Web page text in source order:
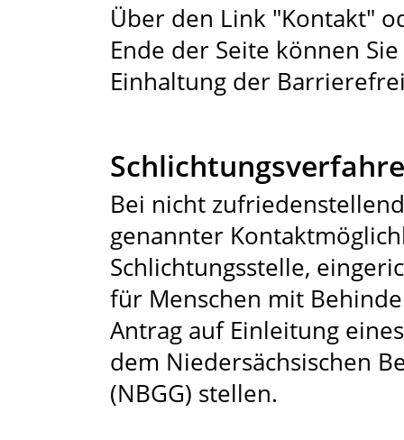
Über den Link "Kontakt"
Ende der Seite können
Einhaltung der
Bei nicht
genannter
Schlichtungsstelle,
für Menschen mit
Antrag auf Einleitung
dem Niedersächsischen
(NBGG) stellen.